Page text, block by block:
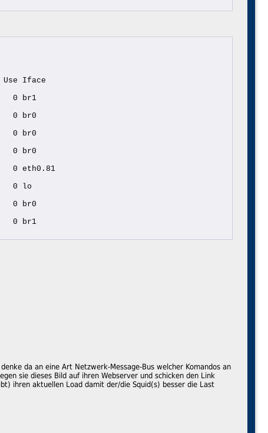
Iface
0 br1
0 br0
0 br0
0 br0
0 eth0.81
0 lo
0 br0
0 br1
da an eine Art Netzwerk-Message-Bus welcher Komandos an
sie dieses Bild auf ihren Webserver und schicken den Link
ihren aktuellen Load damit der/die Squid(s) besser die Last